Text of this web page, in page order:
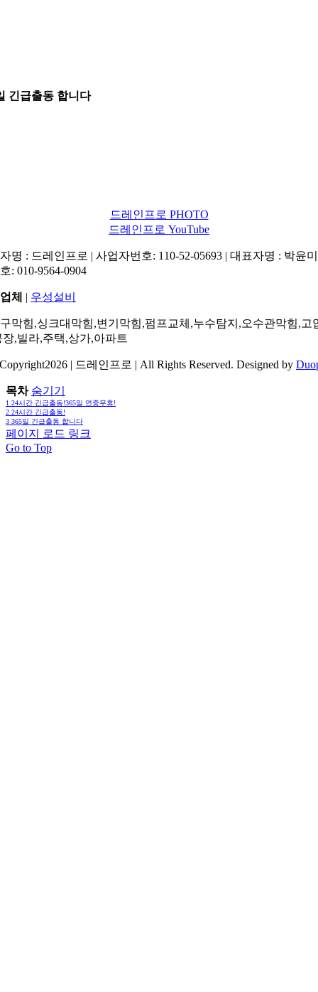
긴급출동 합니다
드레인프로 PHOTO
드레인프로 YouTube
명 : 드레인프로 | 사업자번호: 110-52-05693 | 대표자명 : 박윤
: 010-9564-0904
체 | 우성설비
막힘,싱크대막힘,변기막힘,펌프교체,누수탐지,오수관막힘,고
장,빌라,주택,상가,아파트
| 드레인프로 | All Rights Reserved. Designed by
목차 숨기기
1 24시간 긴급출동!365일 연중무휴!
2 24시간 긴급출동!
3 365일 긴급출동 합니다
페이지 로드 링크
Go to Top